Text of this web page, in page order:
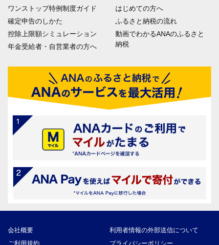
ワンストップ特例制度ガイド
確定申告のしかた
控除上限額シミュレーション
年金受給者・自営業者の方へ
はじめての方へ
ふるさと納税の流れ
動画でわかるANAのふるさと
納税
会社概要
利用者情報の外部送信について
ご利用規約
プライバシーポリシー